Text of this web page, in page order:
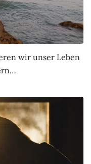
wir unser Leben